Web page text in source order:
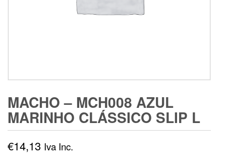
MACHO – MCH008 AZUL
MARINHO CLÁSSICO SLIP L
€14,13 Iva Inc.